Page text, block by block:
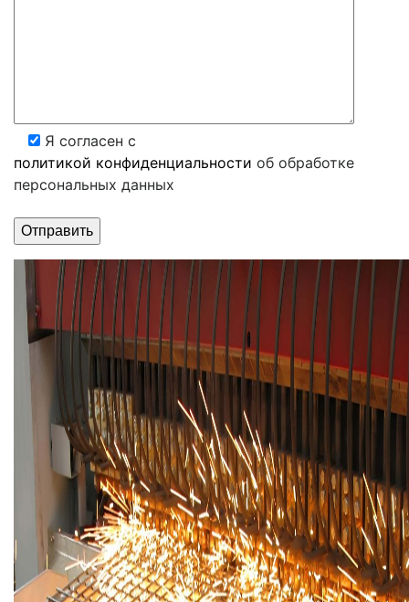
Я согласен с
политикой конфиденциальности об обработке
персональных данных